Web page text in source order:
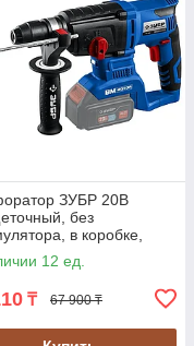
ЗУБР 20В
без
в коробке,
"Профессионал" (PB-
12 ед.
₸ 67 900 ₸